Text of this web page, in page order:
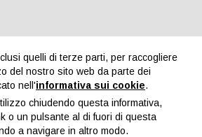
Area riservata
quelli di terze parti, per raccogliere
del nostro sito web da parte dei
nell'informativa sui cookie.
chiudendo questa informativa,
o un pulsante al di fuori di questa
a navigare in altro modo.